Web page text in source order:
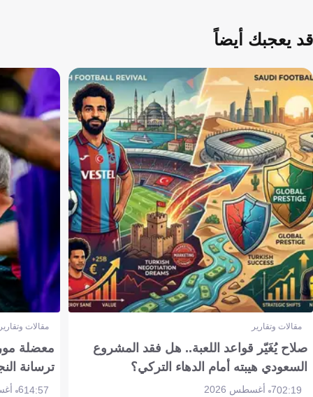
قد يعجبك أيضاً
مقالات وتقارير
صلاح يُغَيّر قواعد اللعبة.. هل فقد المشروع
السعودي هيبته أمام الدهاء التركي؟
02:197 أغسطس 2026
مقالات
معضلة
ترسانة
14:576 أغسطس 2026